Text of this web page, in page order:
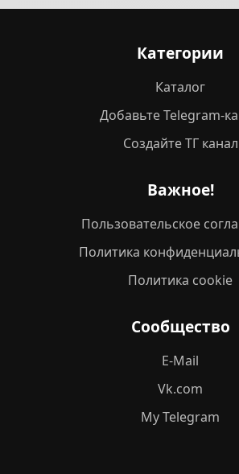
Категории
Каталог
Добавьте Telegram-
Создайте ТГ канал
Важное!
Пользовательское
Политика
Политика cookie
Сообщество
E-Mail
Vk.com
My Telegram